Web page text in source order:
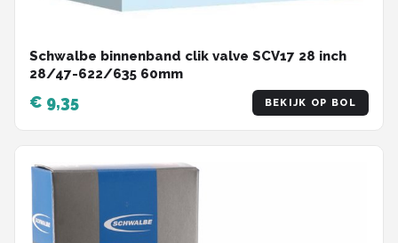
Schwalbe binnenband clik valve SCV17 28 inch
28/47-622/635 60mm
€ 9,35 BEKIJK OP BOL